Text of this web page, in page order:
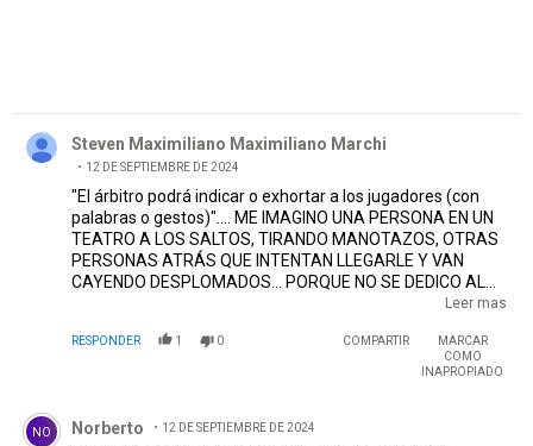
Steven Maximiliano Maximiliano Marchi
12 DE SEPTIEMBRE DE 2024
"El árbitro podrá indicar o exhortar a los jugadores (con
palabras o gestos)".... ME IMAGINO UNA PERSONA EN UN
TEATRO A LOS SALTOS, TIRANDO MANOTAZOS, OTRAS
PERSONAS ATRÁS QUE INTENTAN LLEGARLE Y VAN
CAYENDO DESPLOMADOS... PORQUE NO SE DEDICO AL
TEATRO EL QUE INVENTÓ ESA LEY JAJAJAJAJA cosas
tribuna, muero por verla
Leer mas
RESPONDER 1 0 COMPARTIR
MARCAR
COMO
INAPROPIADO
Comentario de Norberto.
NO Norberto 12 DE SEPTIEMBRE DE 2024